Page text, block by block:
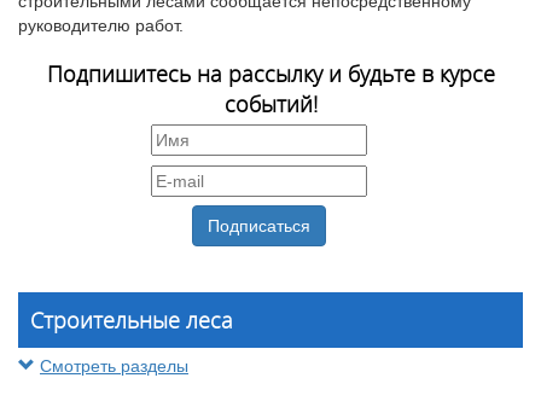
руководителю работ.
Подпишитесь на рассылку и будьте в курсе
событий!
Строительные леса
Смотреть разделы